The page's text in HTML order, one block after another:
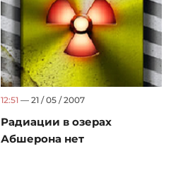
12:51 — 21 / 05 / 2007
Радиации в озерах
Абшерона нет